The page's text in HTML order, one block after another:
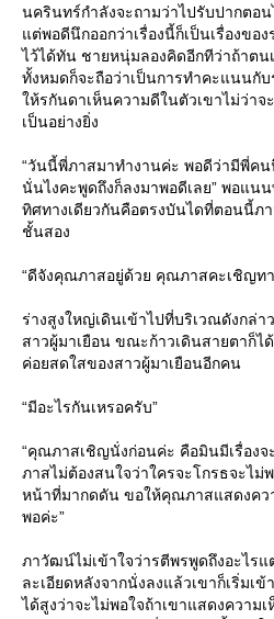
นครินทร์กำลังจะถามว่าไปรับปากตอ
แต่พอดีนึกออกว่าเรื่องนี้ก็เป็นเรื่องขอ
ไว้ได้ทัน ชายหนุ่มลองคิดอีกทีว่าถ้าตน
ทั้งหมดก็จะถือว่าเป็นการทำคะแนนกั
ให้รกันดาเห็นความดีในตัวเขาไม่ว่าจ
เป็นอย่างยิ่ง
“วันนี้พี่ภาสมาทำงานค่ะ พอดีว่ามีพี่ค
นั่นไงคะพูดถึงก็ลงมาพอดีเลย” พอแน
ทิศทางเดียวกันคือตรงบันไดที่ตอนนี้ภ
ชั้นสอง
“ดีจังคุณภาสอยู่ด้วย คุณภาสคะเชิญท
ร่างสูงใหญ่เดินเข้าไปที่บริเวณดังกล่
สาวผู้มาเยือน ขณะก้าวเดินสายตาก็ไ
ค่อยสดใสของสาวผู้มาเยือนอีกคน
“มีอะไรกันเหรอครับ”
“คุณภาสเชิญนั่งก่อนค่ะ คือมินมีเรื่อง
ภาสไม่ต้องสนใจว่าใครจะโกรธจะไม่
หน้าที่มากดดัน ขอให้คุณภาสแสดงคว
พอค่ะ”
ภาวัฒน์ไม่เข้าใจว่ารตีพรพูดถึงอะไร
ละเอียดหลังจากนั่งลงแล้วเขาก็เริ่มเ
ได้สูงว่าจะไม่พอใจถ้าเขาแสดงความ